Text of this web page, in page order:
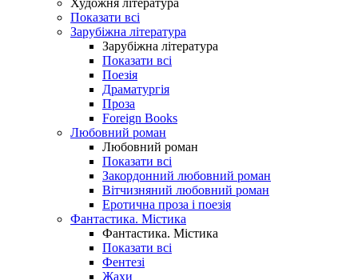
Художня література
Показати всі
Зарубіжна література
Зарубіжна література
Показати всі
Поезія
Драматургія
Проза
Foreign Books
Любовний роман
Любовний роман
Показати всі
Закордонний любовний роман
Вітчизняний любовний роман
Еротична проза і поезія
Фантастика. Містика
Фантастика. Містика
Показати всі
Фентезі
Жахи